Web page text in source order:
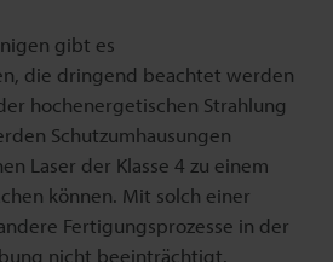
gibt es
die dringend beachtet werden
hochenergetischen Strahlung
Schutzumhausungen
Laser der Klasse 4 zu einem
können. Mit solch einer
Fertigungsprozesse in der
nicht beeinträchtigt.